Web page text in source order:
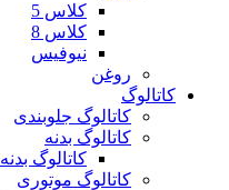
کلاس 5
کلاس 8
نیوفیس
روغن
کاتالوگ
کاتالوگ جلوبندی
کاتالوگ بدنه
کاتالوگ بدنه 2000
کاتالوگ موتوری